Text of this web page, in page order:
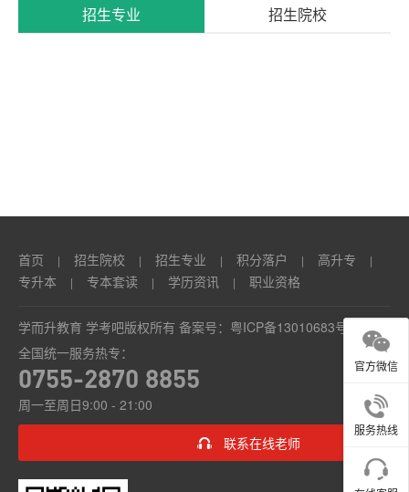
学
招生专业 招生院校
首页 | 招生院校 | 招生专业 | 积分落户 | 高升专 |
专升本 | 专本套读 | 学历资讯 | 职业资格
学而升教育 学考吧版权所有 备案号： 粤ICP备13010683号
全国统一服务热专：
0755-2870 8855
周一至周日9:00 - 21:00
联系在线老师
官方微信
服务热线